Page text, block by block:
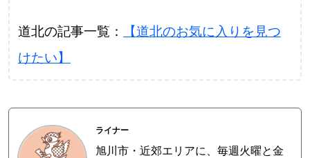
道北の記事一覧：
【道北のお気に入りを見つ
けたい】
ライナー
旭川市・近郊エリアに、毎週火曜と金